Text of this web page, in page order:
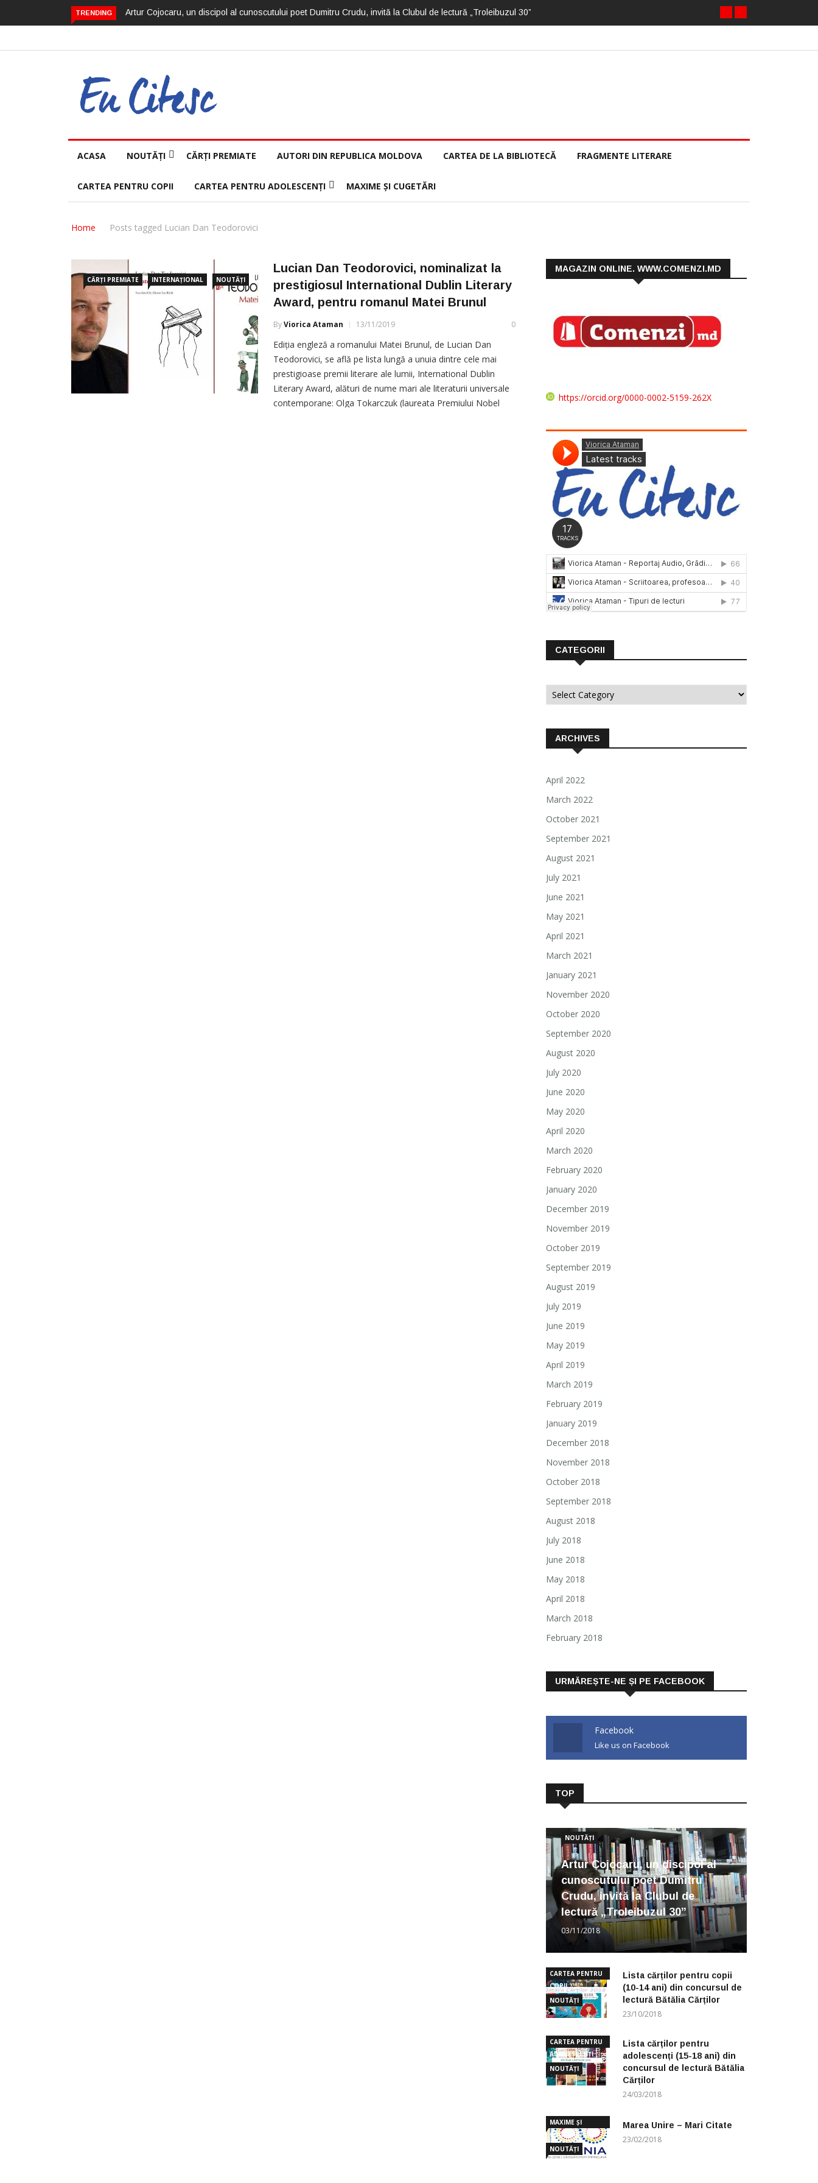
TRENDING Artur Cojocaru, un discipol al cunoscutului poet Dumitru Crudu, invită la Clubul de lectură „Troleibuzul 30”
ACASA NOUTĂȚI CĂRȚI PREMIATE AUTORI DIN REPUBLICA MOLDOVA CARTEA DE LA BIBLIOTECĂ FRAGMENTE LITERARE
CARTEA PENTRU COPII CARTEA PENTRU ADOLESCENȚI MAXIME ȘI CUGETĂRI
Home Posts tagged Lucian Dan Teodorovici
CĂRȚI PREMIATE INTERNAȚIONAL NOUTĂȚI
Lucian Dan Teodorovici, nominalizat la
prestigiosul International Dublin Literary
Award, pentru romanul Matei Brunul
ByViorica Ataman 13/11/2019 0
Ediția engleză a romanului Matei Brunul, de Lucian Dan
Teodorovici, se află pe lista lungă a unuia dintre cele mai
prestigioase premii literare ale lumii, International Dublin
Literary Award, alături de nume mari ale literaturii universale
contemporane: Olga Tokarczuk (laureata Premiului Nobel
MAGAZIN ONLINE. WWW.COMENZI.MD
https://orcid.org/0000-0002-5159-262X
CATEGORII
Categorii
ARCHIVES
April 2022
March 2022
October 2021
September 2021
August 2021
July 2021
June 2021
May 2021
April 2021
March 2021
January 2021
November 2020
October 2020
September 2020
August 2020
July 2020
June 2020
May 2020
April 2020
March 2020
February 2020
January 2020
December 2019
November 2019
October 2019
September 2019
August 2019
July 2019
June 2019
May 2019
April 2019
March 2019
February 2019
January 2019
December 2018
November 2018
October 2018
September 2018
August 2018
July 2018
June 2018
May 2018
April 2018
March 2018
February 2018
URMĂREȘTE-NE ȘI PE FACEBOOK
Facebook
Like us on Facebook
TOP
NOUTĂȚI
Artur Cojocaru, un discipol al
cunoscutului poet Dumitru
Crudu, invită la Clubul de
lectură „Troleibuzul 30”
03/11/2018
CARTEA PENTRU
COPII
NOUTĂȚI
Lista cărților pentru copii
(10-14 ani) din concursul de
lectură Bătălia Cărților
23/10/2018
CARTEA PENTRU
ADOLESCENȚI
NOUTĂȚI
Lista cărților pentru
adolescenți (15-18 ani) din
concursul de lectură Bătălia
Cărților
24/03/2018
MAXIME ȘI
CUGETĂRI
NOUTĂȚI
Marea Unire – Mari Citate
23/02/2018